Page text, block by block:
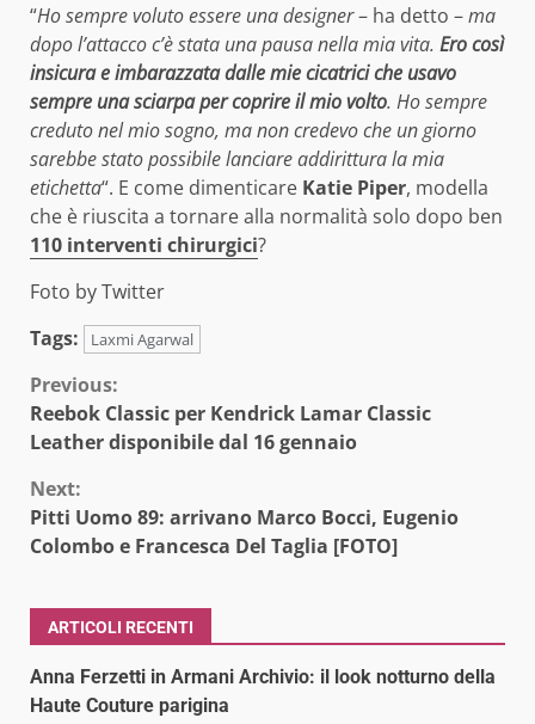
“Ho sempre voluto essere una designer– ha detto –ma
dopo l’attacco c’è stata una pausa nella mia vita. Ero così
insicura e imbarazzata dalle mie cicatrici che usavo
sempre una sciarpa per coprire il mio volto. Ho sempre
creduto nel mio sogno, ma non credevo che un giorno
sarebbe stato possibile lanciare addirittura la mia
etichetta“. E come dimenticare Katie Piper, modella
che è riuscita a tornare alla normalità solo dopo ben
110 interventi chirurgici?
Foto by Twitter
Tags:
Laxmi Agarwal
Continue
Reading
Previous:
Reebok Classic per Kendrick Lamar Classic
Leather disponibile dal 16 gennaio
Next:
Pitti Uomo 89: arrivano Marco Bocci, Eugenio
Colombo e Francesca Del Taglia [FOTO]
ARTICOLI RECENTI
Anna Ferzetti in Armani Archivio: il look notturno della
Haute Couture parigina